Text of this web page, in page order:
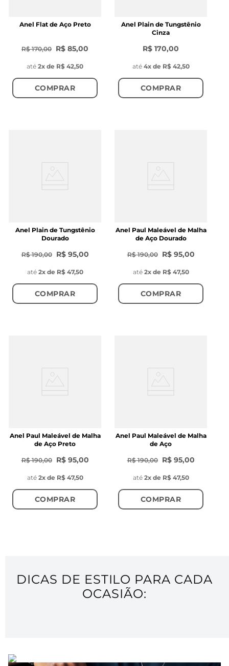
Anel Flat de Aço Preto
R$ 170,00 R$ 85,00
até 2x de R$ 42,50
COMPRAR
Anel Plain de Tungstênio
Cinza
R$ 170,00
até 4x de R$ 42,50
COMPRAR
Anel Plain de Tungstênio
Dourado
R$ 190,00 R$ 95,00
até 2x de R$ 47,50
COMPRAR
Anel Paul Maleável de Malha
de Aço Dourado
R$ 190,00 R$ 95,00
até 2x de R$ 47,50
COMPRAR
Anel Paul Maleável de Malha
de Aço Preto
R$ 190,00 R$ 95,00
até 2x de R$ 47,50
COMPRAR
Anel Paul Maleável de Malha
de Aço
R$ 190,00 R$ 95,00
até 2x de R$ 47,50
COMPRAR
DICAS DE ESTILO PARA CADA
OCASIÃO: